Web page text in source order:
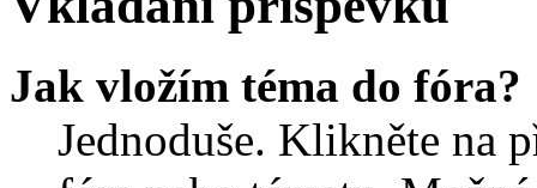
Jak vložím téma do fóra?
Jednoduše. Klikněte na